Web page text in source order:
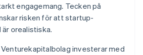
engagemang. Tecken på
risken för att startup-
orealistiska.
Venturekapitalbolag investerar med